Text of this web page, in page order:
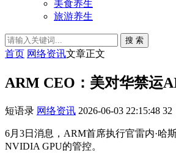
美食养生
旅游养生
搜 索
首页 网络资讯文章正文
ARM CEO：美对华禁运
短语录 网络资讯 2026-06-03 22:15:48 32
6月3日消息，ARM首席执行官雷内·哈
NVIDIA GPU的管控。